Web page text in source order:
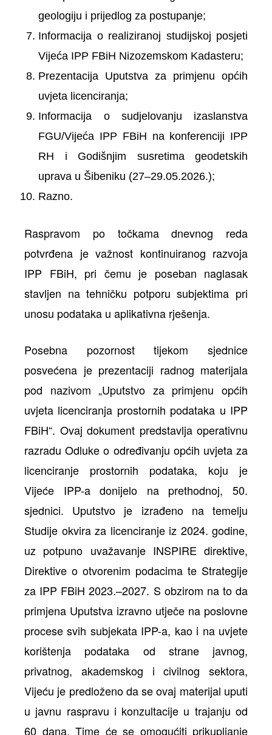
geologiju i prijedlog za postupanje;
Informacija o realiziranoj studijskoj posjeti
Vijeća IPP FBiH Nizozemskom Kadasteru;
Prezentacija Uputstva za primjenu općih
uvjeta licenciranja;
Informacija o sudjelovanju izaslanstva
FGU/Vijeća IPP FBiH na konferenciji IPP
RH i Godišnjim susretima geodetskih
uprava u Šibeniku (27–29.05.2026.);
Razno.
Raspravom po točkama dnevnog reda
potvrđena je važnost kontinuiranog razvoja
IPP FBiH, pri čemu je poseban naglasak
stavljen na tehničku potporu subjektima pri
unosu podataka u aplikativna rješenja.
Posebna pozornost tijekom sjednice
posvećena je prezentaciji radnog materijala
pod nazivom „Uputstvo za primjenu općih
uvjeta licenciranja prostornih podataka u IPP
FBiH“. Ovaj dokument predstavlja operativnu
razradu Odluke o određivanju općih uvjeta za
licenciranje prostornih podataka, koju je
Vijeće IPP-a donijelo na prethodnoj, 50.
sjednici. Uputstvo je izrađeno na temelju
Studije okvira za licenciranje iz 2024. godine,
uz potpuno uvažavanje INSPIRE direktive,
Direktive o otvorenim podacima te Strategije
za IPP FBiH 2023.–2027. S obzirom na to da
primjena Uputstva izravno utječe na poslovne
procese svih subjekata IPP-a, kao i na uvjete
korištenja podataka od strane javnog,
privatnog, akademskog i civilnog sektora,
Vijeću je predloženo da se ovaj materijal uputi
u javnu raspravu i konzultacije u trajanju od
60 dana. Time će se omogućiti prikupljanje